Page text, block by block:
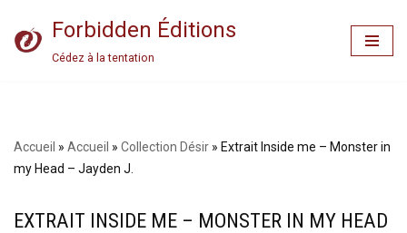
Aller
Forbidden Éditions
Cédez à la tentation
Accueil » Accueil » Collection Désir » Extrait Inside me – Monster in
my Head – Jayden J.
EXTRAIT INSIDE ME – MONSTER IN MY HEAD